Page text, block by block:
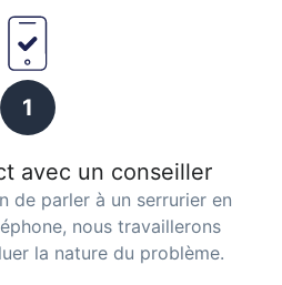
1
avec un conseiller
de parler à un serrurier en
nous travaillerons
la nature du problème.